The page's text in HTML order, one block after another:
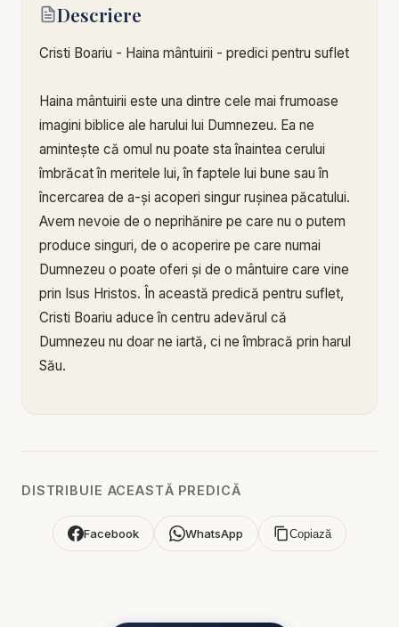
Descriere
Cristi Boariu - Haina mântuirii - predici pentru suflet
Haina mântuirii este una dintre cele mai frumoase
imagini biblice ale harului lui Dumnezeu. Ea ne
amintește că omul nu poate sta înaintea cerului
îmbrăcat în meritele lui, în faptele lui bune sau în
încercarea de a-și acoperi singur rușinea păcatului.
Avem nevoie de o neprihănire pe care nu o putem
produce singuri, de o acoperire pe care numai
Dumnezeu o poate oferi și de o mântuire care vine
prin Isus Hristos. În această predică pentru suflet,
Cristi Boariu aduce în centru adevărul că
Dumnezeu nu doar ne iartă, ci ne îmbracă prin harul
Său.
goliciunea cu frunze, dar soluția omului nu putea
astăzi, omul încearcă să-și construiască propriile
DISTRIBUIE ACEASTĂ PREDICĂ
Facebook WhatsApp Copiază